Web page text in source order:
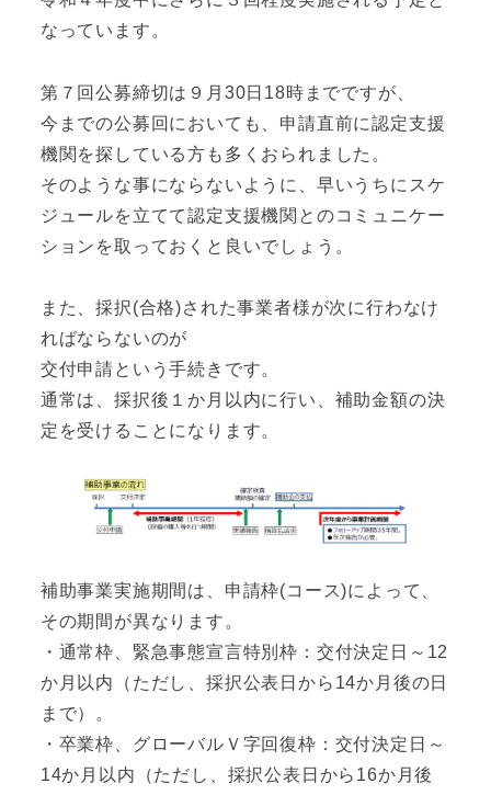
なっています。
第７回公募締切は９月30日18時までですが、
今までの公募回においても、申請直前に認定支援
機関を探している方も多くおられました。
そのような事にならないように、早いうちにスケ
ジュールを立てて認定支援機関とのコミュニケー
ションを取っておくと良いでしょう。
また、採択(合格)された事業者様が次に行わなけ
ればならないのが
交付申請という手続きです。
通常は、採択後１か月以内に行い、補助金額の決
定を受けることになります。
補助事業実施期間は、申請枠(コース)によって、
その期間が異なります。
・通常枠、緊急事態宣言特別枠：交付決定日～12
か月以内（ただし、採択公表日から14か月後の日
まで）。
・卒業枠、グローバルＶ字回復枠：交付決定日～
14か月以内（ただし、採択公表日から16か月後